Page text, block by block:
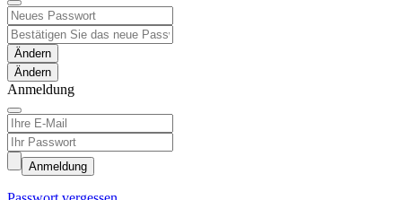
Ändern
Anmeldung
Anmeldung